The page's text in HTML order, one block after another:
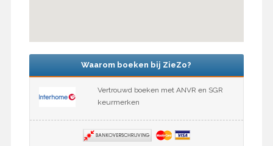
Waarom boeken bij ZieZo?
Vertrouwd boeken met ANVR en SGR
keurmerken